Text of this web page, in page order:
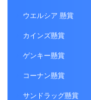
ウエルシア 懸賞
カインズ懸賞
ゲンキー懸賞
コーナン懸賞
サンドラッグ懸賞